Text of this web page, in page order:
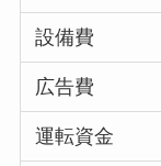
設備費
広告費
運転資金